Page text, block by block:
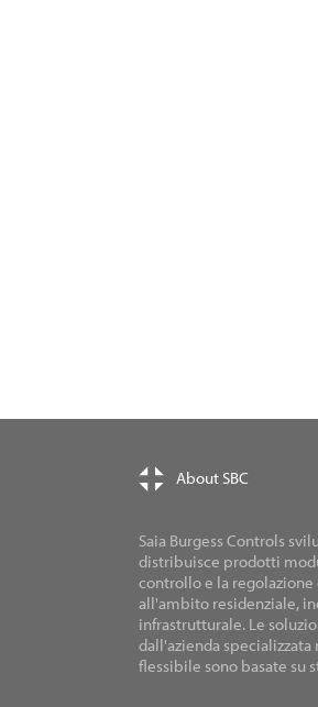
About SBC
Saia Burgess Controls
distribuisce prodotti
controllo e la
all'ambito residenziale,
infrastrutturale. Le
dall'azienda
flessibile sono basate su